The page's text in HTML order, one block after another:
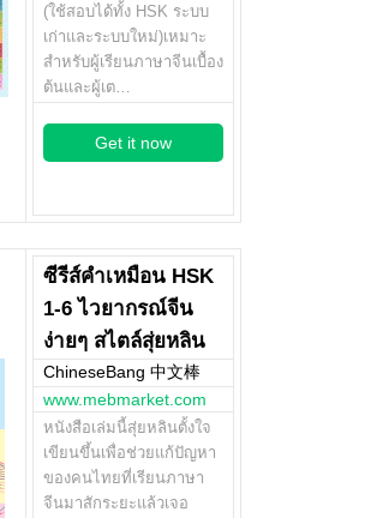
(ใช้สอบได้ทั้ง HSK ระบบ
เก่าและระบบใหม่)เหมาะ
สำหรับผู้เรียนภาษาจีนเบื้อง
ต้นและผู้เต…
Get it now
ซีรีส์คำเหมือน HSK
1-6 ไวยากรณ์จีน
ง่ายๆ สไตล์สุ่ยหลิน
ChineseBang 中文棒
www.mebmarket.com
หนังสือเล่มนี้สุ่ยหลินตั้งใจ
เขียนขึ้นเพื่อช่วยแก้ปัญหา
ของคนไทยที่เรียนภาษา
จีนมาสักระยะแล้วเจอ